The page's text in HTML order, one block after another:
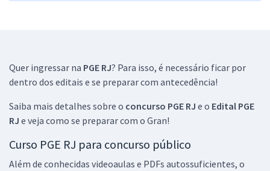
Quer ingressar na PGE RJ? Para isso, é necessário ficar por
dentro dos editais e se preparar com antecedência!
Saiba mais detalhes sobre o concurso PGE RJ e o Edital PGE
RJ e veja como se preparar com o Gran!
Curso PGE RJ para concurso público
Além de conhecidas videoaulas e PDFs autossuficientes, o